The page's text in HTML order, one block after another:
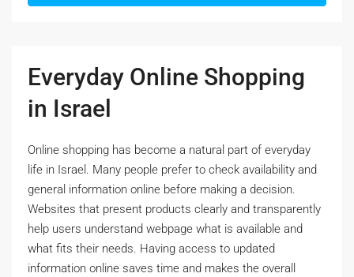
Everyday Online Shopping
in Israel
Online shopping has become a natural part of everyday
life in Israel. Many people prefer to check availability and
general information online before making a decision.
Websites that present products clearly and transparently
help users understand webpage what is available and
what fits their needs. Having access to updated
information online saves time and makes the overall